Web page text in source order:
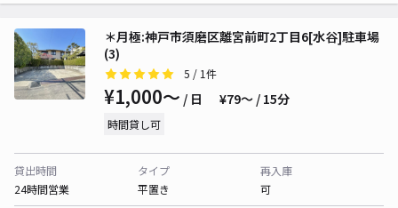
＊月極:神戸市須磨区離宮前町2丁目6[水谷]駐車場
(3)
5 / 1件
¥1,000〜 / 日 ¥79〜 / 15分
時間貸し可
貸出時間
24時間営業
タイプ
平置き
再入庫
可